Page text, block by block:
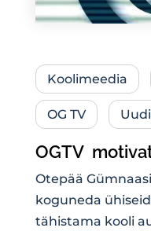
Koolimeedia
OG TV
OGTV
Otepää
koguneda
tähistama kooli